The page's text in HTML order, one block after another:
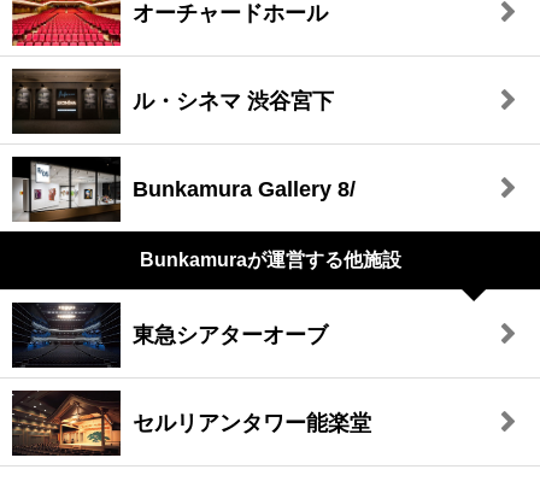
オーチャードホール
ル・シネマ 渋谷宮下
Bunkamura Gallery 8/
Bunkamuraが運営する他施設
東急シアターオーブ
セルリアンタワー能楽堂